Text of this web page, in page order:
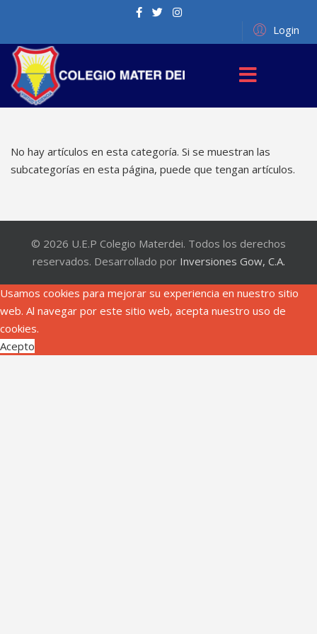
Login
No hay artículos en esta categoría. Si se muestran las
subcategorías en esta página, puede que tengan artículos.
© 2026 U.E.P Colegio Materdei. Todos los derechos
reservados. Desarrollado por Inversiones Gow, C.A.
Usamos cookies para mejorar su experiencia en nuestro sitio
web. Al navegar por este sitio web, acepta nuestro uso de
cookies.
Acepto